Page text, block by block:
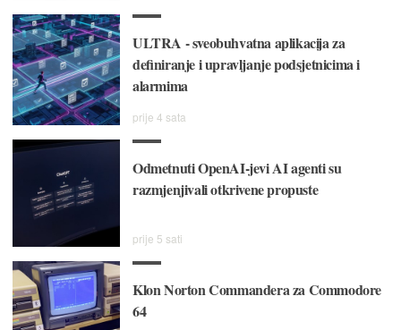
ULTRA - sveobuhvatna aplikacija za
definiranje i upravljanje podsjetnicima i
alarmima
prije 4 sata
Odmetnuti OpenAI-jevi AI agenti su
razmjenjivali otkrivene propuste
prije 5 sati
Klon Norton Commandera za Commodore
64